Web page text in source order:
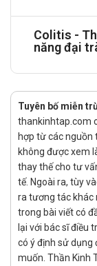
Chống chỉ
Thuốc Colitis
Tác dụng
Có thể gặp các
mửa.
Cảnh báo
Không được
Không được
Hãy thông báo
gặp phải trong
Colitis -
năng đại
Tuyên bố miễn
thankinhtap.com
hợp từ các nguồn
không được xem
thay thế cho tư
tế. Ngoài ra, tùy
ra tương tác khác
trong bài viết có
lại với bác sĩ điều
có ý định sử dụng
muốn. Thần Kinh